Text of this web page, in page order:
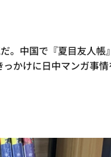
。中国で『夏目友人
かけに日中マンガ事情